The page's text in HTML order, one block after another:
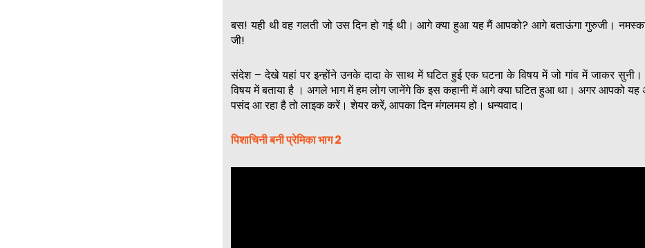
बस! यही थी वह गलती जो उस दिन हो गई थी। आगे क्या हुआ यह मैं आपको? आगे बताऊंगा गुरुजी।
जी!
संदेश – देखे यहां पर इन्होंने उनके दादा के साथ में घटित हुई एक घटना के विषय में जो गांव में जाकर
विषय में बताया है । अगले भाग में हम लोग जानेंगे कि इस कहानी में आगे क्या घटित हुआ था। अगर आपको
पसंद आ रहा है तो लाइक करें। शेयर करें, आपका दिन मंगलमय हो। धन्यवाद।
पिशाचिनी बनी प्रेमिका भाग 2